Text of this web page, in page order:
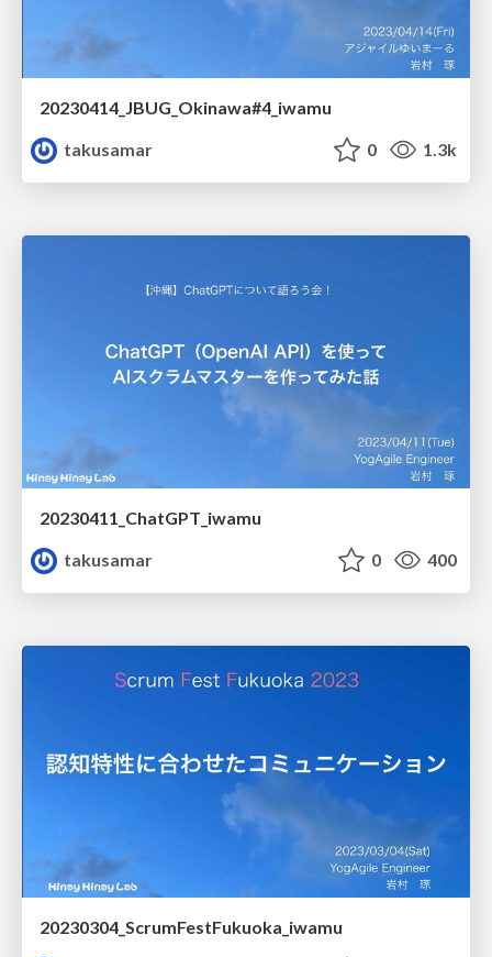
20230414_JBUG_Okinawa#4_iwamu
takusamar
0 1.3k
20230411_ChatGPT_iwamu
takusamar
0 400
20230304_ScrumFestFukuoka_iwamu